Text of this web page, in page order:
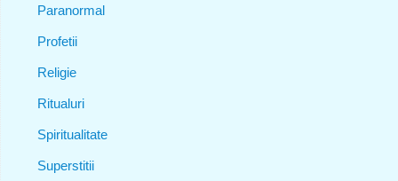
Paranormal
Profetii
Religie
Ritualuri
Spiritualitate
Superstitii